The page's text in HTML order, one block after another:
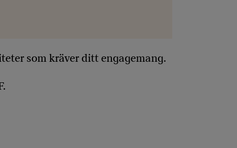
som kräver ditt engagemang.